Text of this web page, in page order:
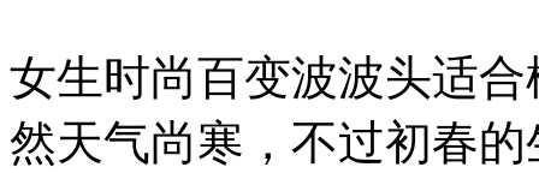
女生时尚百变波波头适
然天气尚寒，不过初春